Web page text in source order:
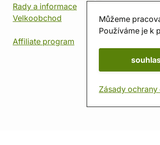
Můžeme
Používáme je k
Zásady
Rady a informace
Velkoobchod
Affiliate program